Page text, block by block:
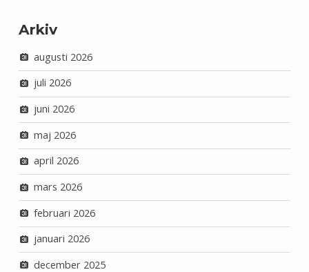
Arkiv
augusti 2026
juli 2026
juni 2026
maj 2026
april 2026
mars 2026
februari 2026
januari 2026
december 2025